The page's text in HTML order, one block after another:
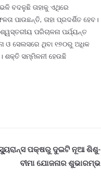
ବଦଳୁଛି ତାହାକୁ ଏଥିରେ
ପାଉଛନ୍ତି, ତାହା ପ୍ରଦର୍ଶିତ ହେବ।
ପରିଚାଳନା ପର୍ଯ୍ୟନ୍ତ
ଓ ସେଲସରେ ଥିବା ୧୭୦ରୁ ଅଧିକ
ଶକ୍ତି ସମ୍ମିଳନୀ ହେଉଛି
ପକ୍ଷରୁ ଦୁଇଟି ନୂଆ ଶିଶୁ-
ବୀମା ଯୋଜନାର ଶୁଭାରମ୍ଭ